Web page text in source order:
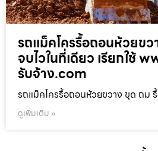
รถแม็คโครรื้อถอนห้วยข
จบไวในที่เดียว เรียกใช้
รับจ้าง.com
รถแม็คโครรื้อถอนห้วยขวาง ขุด ถม
ดูเพิ่มเติม »